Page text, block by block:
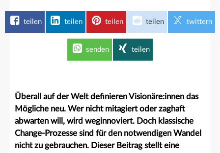
teilen teilen teilen teilen twittern
senden teilen
Überall auf der Welt definieren Visionäre:innen das
Mögliche neu. Wer nicht mitagiert oder zaghaft
abwarten will, wird weginnoviert. Doch klassische
Change-Prozesse sind für den notwendigen Wandel
nicht zu gebrauchen. Dieser Beitrag stellt eine